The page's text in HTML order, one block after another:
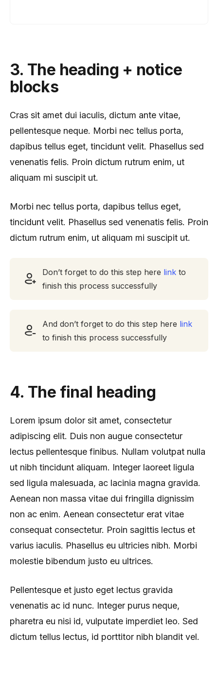
3. The heading + notice
blocks
Cras sit amet dui iaculis, dictum ante vitae,
pellentesque neque. Morbi nec tellus porta,
dapibus tellus eget, tincidunt velit. Phasellus sed
venenatis felis. Proin dictum rutrum enim, ut
aliquam mi suscipit ut.
Morbi nec tellus porta, dapibus tellus eget,
tincidunt velit. Phasellus sed venenatis felis. Proin
dictum rutrum enim, ut aliquam mi suscipit ut.
Don’t forget to do this step here link to
finish this process successfully
And don’t forget to do this step here link
to finish this process successfully
4. The final heading
Lorem ipsum dolor sit amet, consectetur
adipiscing elit. Duis non augue consectetur
lectus pellentesque finibus. Nullam volutpat nulla
ut nibh tincidunt aliquam. Integer laoreet ligula
sed ligula malesuada, ac lacinia magna gravida.
Aenean non massa vitae dui fringilla dignissim
non ac enim. Aenean consectetur erat vitae
consequat consectetur. Proin sagittis lectus et
varius iaculis. Phasellus eu ultricies nibh. Morbi
molestie bibendum justo eu ultrices.
Pellentesque et justo eget lectus gravida
venenatis ac id nunc. Integer purus neque,
pharetra eu nisi id, vulputate imperdiet leo. Sed
dictum tellus lectus, id porttitor nibh blandit vel.